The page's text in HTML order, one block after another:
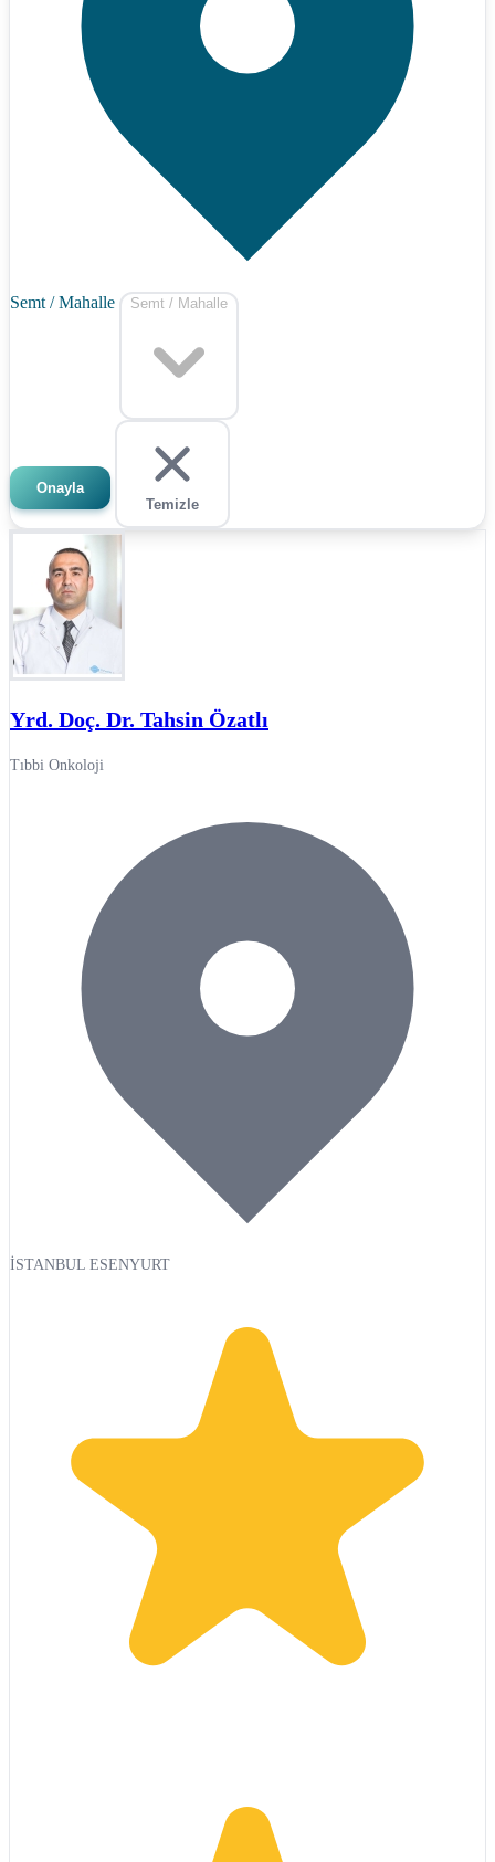
Semt / Mahalle Semt / Mahalle
Onayla
Temizle
Yrd. Doç. Dr. Tahsin Özatlı
Tıbbi Onkoloji
İSTANBUL ESENYURT